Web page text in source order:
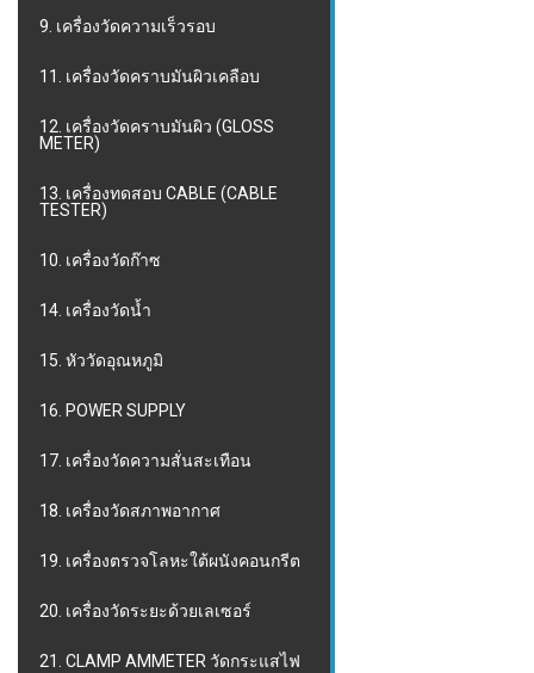
9. เครื่องวัดความเร็วรอบ
11. เครื่องวัดคราบมันผิวเคลือบ
12. เครื่องวัดคราบมันผิว (GLOSS
METER)
13. เครื่องทดสอบ CABLE (CABLE
TESTER)
10. เครื่องวัดก๊าซ
14. เครื่องวัดน้ำ
15. หัววัดอุณหภูมิ
16. POWER SUPPLY
17. เครื่องวัดความสั่นสะเทือน
18. เครื่องวัดสภาพอากาศ
19. เครื่องตรวจโลหะใต้ผนังคอนกรีต
20. เครื่องวัดระยะด้วยเลเซอร์
21. CLAMP AMMETER วัดกระแสไฟ